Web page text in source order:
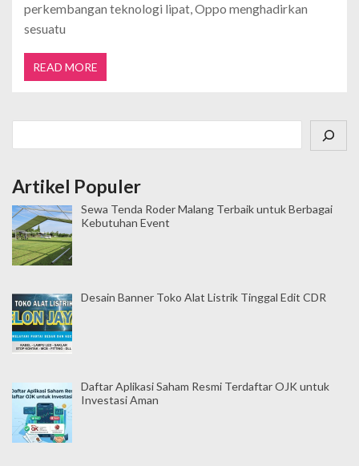
perkembangan teknologi lipat, Oppo menghadirkan
sesuatu
READ MORE
Artikel Populer
Sewa Tenda Roder Malang Terbaik untuk Berbagai
Kebutuhan Event
Desain Banner Toko Alat Listrik Tinggal Edit CDR
Daftar Aplikasi Saham Resmi Terdaftar OJK untuk
Investasi Aman